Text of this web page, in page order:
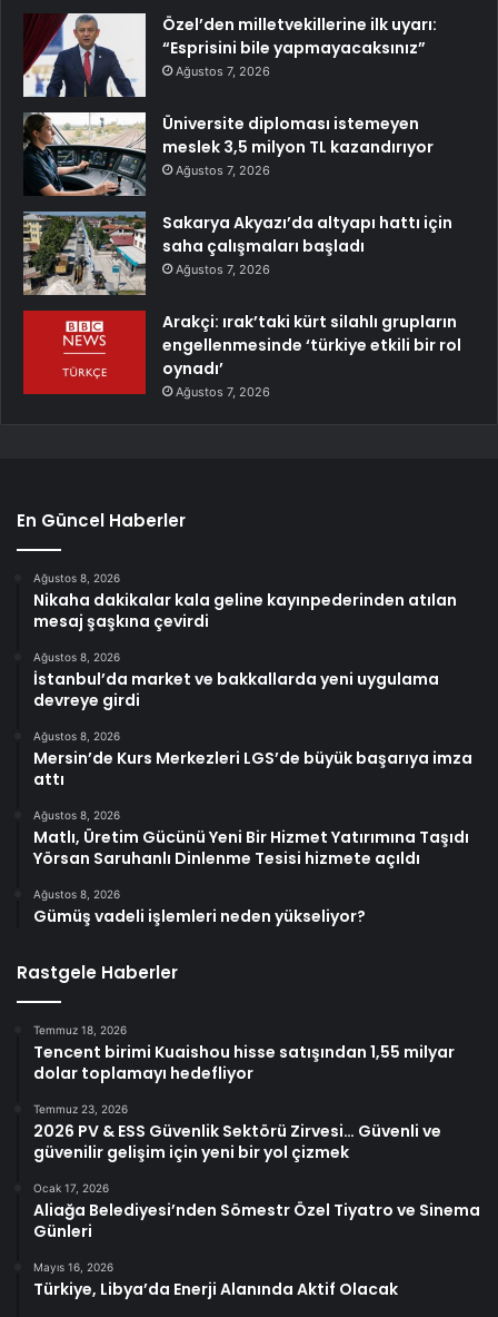
Özel’den milletvekillerine ilk uyarı:
“Esprisini bile yapmayacaksınız”
Ağustos 7, 2026
Üniversite diploması istemeyen
meslek 3,5 milyon TL kazandırıyor
Ağustos 7, 2026
Sakarya Akyazı’da altyapı hattı için
saha çalışmaları başladı
Ağustos 7, 2026
Arakçi: ırak’taki kürt silahlı grupların
engellenmesinde ‘türkiye etkili bir rol
oynadı’
Ağustos 7, 2026
En Güncel Haberler
Ağustos 8, 2026
Nikaha dakikalar kala geline kayınpederinden atılan
mesaj şaşkına çevirdi
Ağustos 8, 2026
İstanbul’da market ve bakkallarda yeni uygulama
devreye girdi
Ağustos 8, 2026
Mersin’de Kurs Merkezleri LGS’de büyük başarıya imza
attı
Ağustos 8, 2026
Matlı, Üretim Gücünü Yeni Bir Hizmet Yatırımına Taşıdı
Yörsan Saruhanlı Dinlenme Tesisi hizmete açıldı
Ağustos 8, 2026
Gümüş vadeli işlemleri neden yükseliyor?
Rastgele Haberler
Temmuz 18, 2026
Tencent birimi Kuaishou hisse satışından 1,55 milyar
dolar toplamayı hedefliyor
Temmuz 23, 2026
2026 PV & ESS Güvenlik Sektörü Zirvesi… Güvenli ve
güvenilir gelişim için yeni bir yol çizmek
Ocak 17, 2026
Aliağa Belediyesi’nden Sömestr Özel Tiyatro ve Sinema
Günleri
Mayıs 16, 2026
Türkiye, Libya’da Enerji Alanında Aktif Olacak